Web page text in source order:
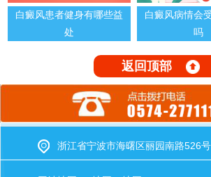
白癜风患者健身有哪些益
处
白癜风病情会
吗
返回顶部
浙江省宁波市海曙区丽园南路526号